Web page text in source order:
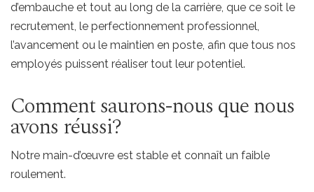
d’embauche et tout au long de la carrière, que ce soit le
recrutement, le perfectionnement professionnel,
l’avancement ou le maintien en poste, afin que tous nos
employés puissent réaliser tout leur potentiel.
Comment saurons-nous que nous
avons réussi?
Notre main-d’œuvre est stable et connaît un faible
roulement.